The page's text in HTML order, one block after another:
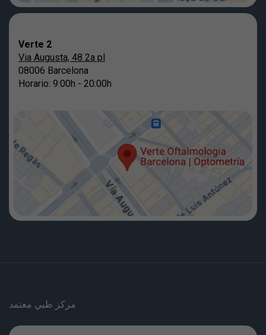
Verte 2
Via Augusta, 48 2a pl
08006 Barcelona
Horario: 9:00h - 20:00h
مركز طبي معتمد